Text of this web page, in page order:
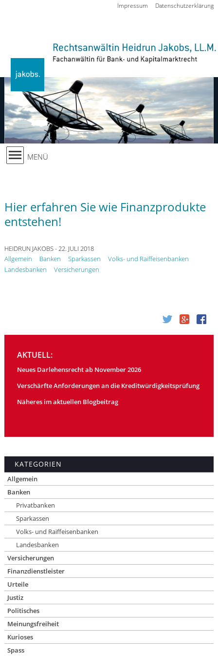
Zur Navigation springen Datenschutzerklärung
Impressum
Hier erfahren Sie wie Finanzprodukte
entstehen!
HEIDRUN JAKOBS- 22. JULI 2018
Allgemein
Banken Sparkassen
Volks- und Raiffeisenbanken
Landesbanken
Versicherungen
MENÜ
AKTUELL:
Neues Darlehensrecht ab November 2026
Verschärfte Anforderungen an die Kreditwürdigkeitsprüfung
Näheres im aktuellen Blogbeitrag
KATEGORIEN
Allgemein
Banken
Privatbanken
Sparkassen
Volks- und Raiffeisenbanken
Landesbanken
Versicherungen
Finanzdienstleister
Urteile
Justiz
Politisches
Meinungsfreiheit
Kurioses
Spass